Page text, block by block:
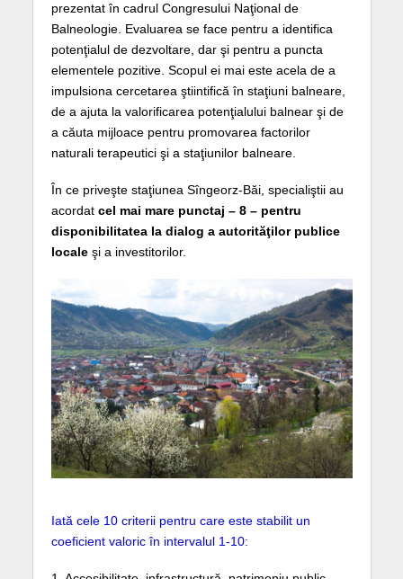
prezentat în cadrul Congresului Naţional de
Balneologie. Evaluarea se face pentru a identifica
potenţialul de dezvoltare, dar şi pentru a puncta
elementele pozitive. Scopul ei mai este acela de a
impulsiona cercetarea ştiintifică în staţiuni balneare,
de a ajuta la valorificarea potenţialului balnear şi de
a căuta mijloace pentru promovarea factorilor
naturali terapeutici şi a staţiunilor balneare.
În ce priveşte staţiunea Sîngeorz-Băi, specialiştii au
acordat cel mai mare punctaj – 8 – pentru
disponibilitatea la dialog a autorităţilor publice
localeşi a investitorilor.
Iată cele 10 criterii pentru care este stabilit un
coeficient valoric în intervalul 1-10: